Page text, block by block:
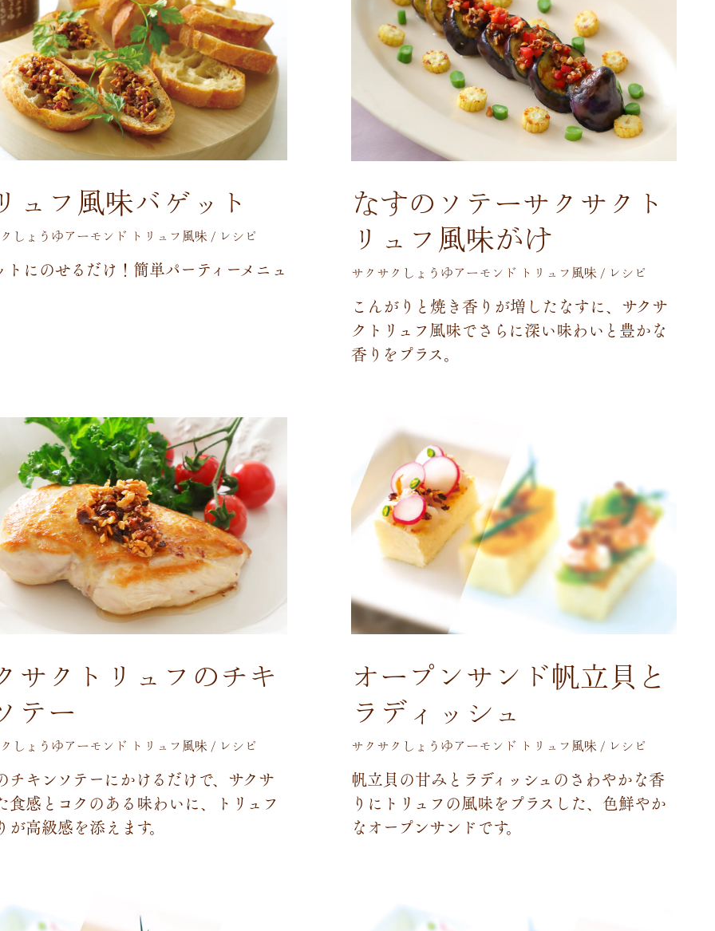
ュフ風味バゲット
しょうゆアーモンド トリュフ風味 / レシピ
ト にのせるだけ ！ 簡単パーティ ーメ ニ ュ
なすのソテーサクサクト
リュフ風味がけ
サクサクしょうゆアーモンド トリュフ風味 / レシピ
こ んが り と焼き香 り が増 したなすに、 サクサ
ク ト リ ュ フ風味でさ らに深い味わい と豊かな
香 り をプラス。
サクトリュフのチキ
テー
しょうゆアーモンド トリュフ風味 / レシピ
チキンソ テーにかけるだけで、 サクサ
食感 と コクのある味わいに、 ト リ ュ フ
が高級感を添え ます。
オープンサンド帆立貝と
ラディッシュ
サクサクしょうゆアーモンド トリュフ風味 / レシピ
帆立貝の甘み と ラ ディ ッ シュのさ わやかな香
り に ト リ ュ フの風味をプラス した、 色鮮やか
なオープンサン ドです。